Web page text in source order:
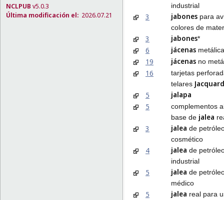
NCLPUB v5.0.3
Última modificación el: 2026.07.21
industrial
3 jabones para
colores de
3 jabones*
6 jácenas
19 jácenas no
16
tarjetas
telares Jacquard
5
jalapa
5
complementos
base de jalea
3 jalea de
cosmético
4 jalea de
industrial
5 jalea de
médico
5 jalea real para